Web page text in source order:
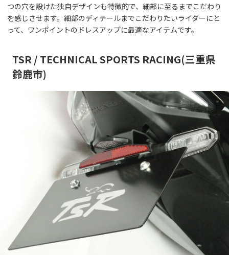
つの穴を設けた独自デザインも特徴的で、細部に至るまでこだわり
を感じさせます。細部のディテールまでこだわりたいライダーにと
って、ワンポイントのドレスアップに最適なアイテムです。
TSR / TECHNICAL SPORTS RACING(三重県
鈴鹿市)